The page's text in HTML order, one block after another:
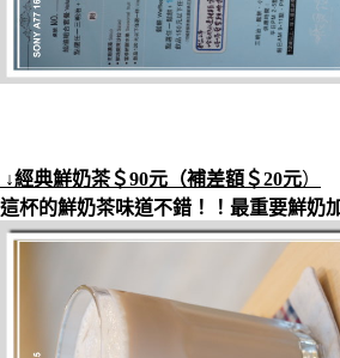
↓經典鮮奶茶＄90元（補差額＄20元）
這杯的鮮奶茶味道不錯！！最重要鮮奶